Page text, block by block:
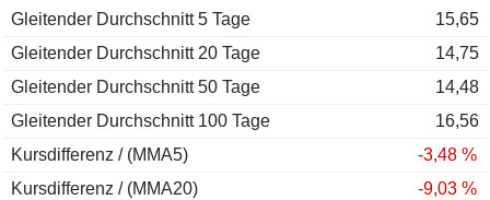
Gleitender Durchschnitt 5 Tage
15,65
Gleitender Durchschnitt 20 Tage
14,75
Gleitender Durchschnitt 50 Tage
14,48
Gleitender Durchschnitt 100 Tage
16,56
Kursdifferenz / (MMA5)
-3,48 %
Kursdifferenz / (MMA20)
-9,03 %
2011
-59,34 %
2010
+43,79 %
2009
+149,40 %
2008
-70,78 %
2007
-34,54 %
2006
+63,66 %